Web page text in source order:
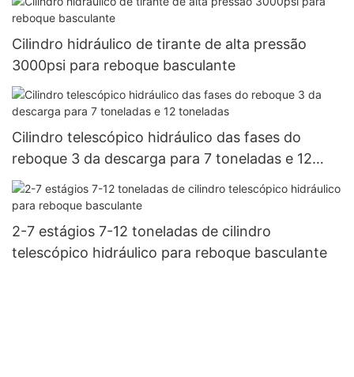
Cilindro hidráulico de tirante de alta pressão
3000psi para reboque basculante
Cilindro telescópico hidráulico das fases do
reboque 3 da descarga para 7 toneladas e 12
toneladas
2-7 estágios 7-12 toneladas de cilindro
telescópico hidráulico para reboque basculante